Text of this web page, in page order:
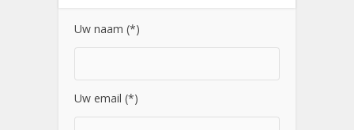
Uw naam (*)
Uw email (*)